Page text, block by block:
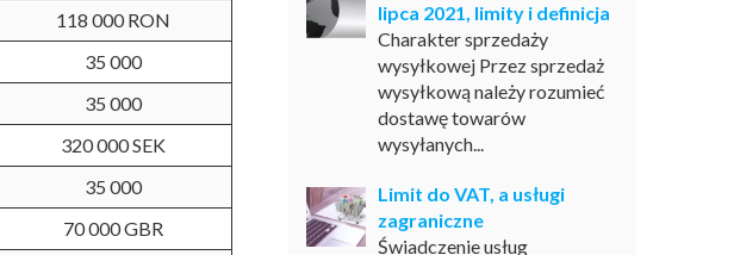
118 000 RON
35 000
35 000
320 000 SEK
35 000
70 000 GBR
lipca 2021, limity i definicja
Charakter sprzedaży
wysyłkowej Przez sprzedaż
wysyłkową należy rozumieć
dostawę towarów
wysyłanych...
Limit do VAT, a usługi
zagraniczne
Świadczenie usług